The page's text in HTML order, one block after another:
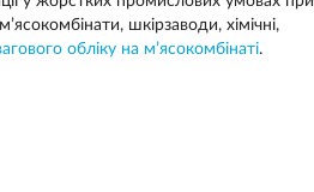
шкірзаводи, хімічні,
обліку на м’ясокомбінаті.